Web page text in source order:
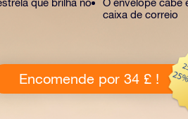
que brilha no
O envelope cabe
caixa de correio
Encomende por 34 £ !